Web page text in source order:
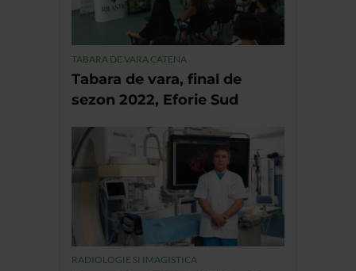
TABARA DE VARA CATENA
Tabara de vara, final de
sezon 2022, Eforie Sud
RADIOLOGIE SI IMAGISTICA